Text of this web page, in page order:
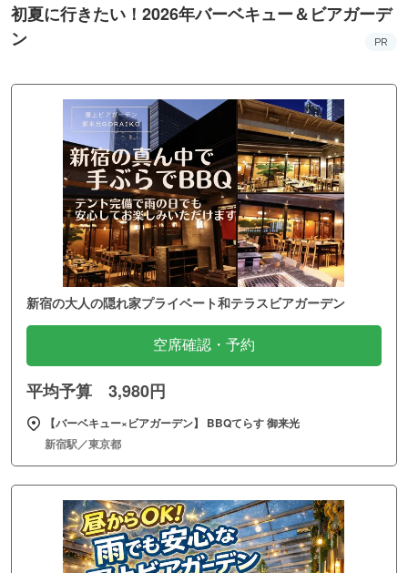
初夏に行きたい！2026年バーベキュー＆ビアガーデ
ン
PR
新宿の大人の隠れ家プライベート和テラスビアガーデン
空席確認・予約
平均予算 3,980円
【バーベキュー×ビアガーデン】 BBQてらす 御来光
新宿駅／東京都